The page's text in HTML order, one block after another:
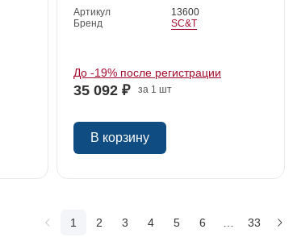
Артикул
13600
Бренд
SC&T
До -19% после регистрации
35 092 ₽ за 1 шт
В корзину
1 2 3 4 5 6 33